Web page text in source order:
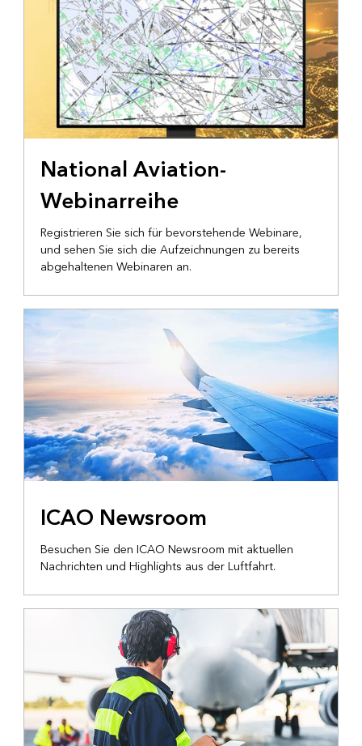
National Aviation-
Webinarreihe
Registrieren Sie sich für bevorstehende Webinare,
und sehen Sie sich die Aufzeichnungen zu bereits
abgehaltenen Webinaren an.
ICAO Newsroom
Besuchen Sie den ICAO Newsroom mit aktuellen
Nachrichten und Highlights aus der Luftfahrt.